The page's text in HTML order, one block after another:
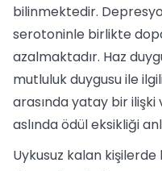
bilinmektedir.
serotoninle birlikte
azalmaktadır. Haz
mutluluk duygusu ile
arasında yatay bir ilişki
aslında ödül eksikliği
Uykusuz kalan